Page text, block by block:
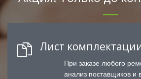
Лист
При заказе любого
анализ поставщиков и